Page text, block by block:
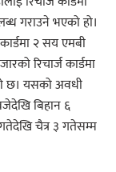
गराउने भएको हो।
२ सय एमबी
रिचार्ज कार्डमा
छ। यसको अवधी
बिहान ६
चैत्र ३ गतेसम्म